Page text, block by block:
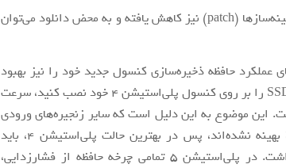
با بهره‌گیری از حافظه SSD، زمان نصب بهینه‌سازها (patch) نیز کاهش یافته و به محض دانلود می‌توان
عملکرد حافظه ذخیره‌سازی کنسول جدید خود را نیز بهبود
بخشد. حتی اگر در حال حاضر یک حافظه SSD را بر روی کنسول پلی‌استیشن 4 خود نصب کنید، سرعت
خواهد یافت. این موضوع به این دلیل است که سایر زنجیره‌های ورودی
و خروجی جهت بهره‌گیری از حافظه SSD بهینه نشده‌اند، پس در بهترین حالت پلی‌استیشن 4، باید
افزایش دو برابری عملکرد را انتظار داشت. در پلی‌استیشن 5 تمامی چرخه حافظه از فشارزدایی،